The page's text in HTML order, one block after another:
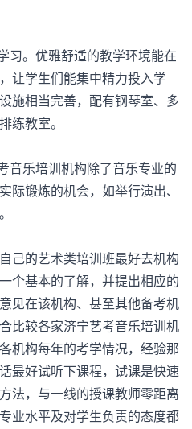
。优雅舒适的教学环境能在
让学生们能集中精力投入学
施相当完善，配有钢琴室、多
练教室。
乐培训机构除了音乐专业的
际锻炼的机会，如举行演出、
的艺术类培训班最好去机构
个基本的了解，并提出相应的
见在该机构、甚至其他备考机
比较各家济宁艺考音乐培训机
机构每年的考学情况，经验那
最好试听下课程，试课是快速
法，与一线的授课教师零距离
业水平及对学生负责的态度都